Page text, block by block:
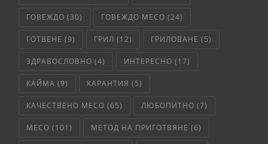
ГОВЕЖДО (30) ГОВЕЖДО МЕСО (24)
ГОТВЕНЕ (9) ГРИЛ (12) ГРИЛОВАНЕ (5)
ЗДРАВОСЛОВНО (4) ИНТЕРЕСНО (17)
КАЙМА (9) КАРАНТИЯ (5)
КАЧЕСТВЕНО МЕСО (65) ЛЮБОПИТНО (7)
МЕСО (101) МЕТОД НА ПРИГОТВЯНЕ (6)